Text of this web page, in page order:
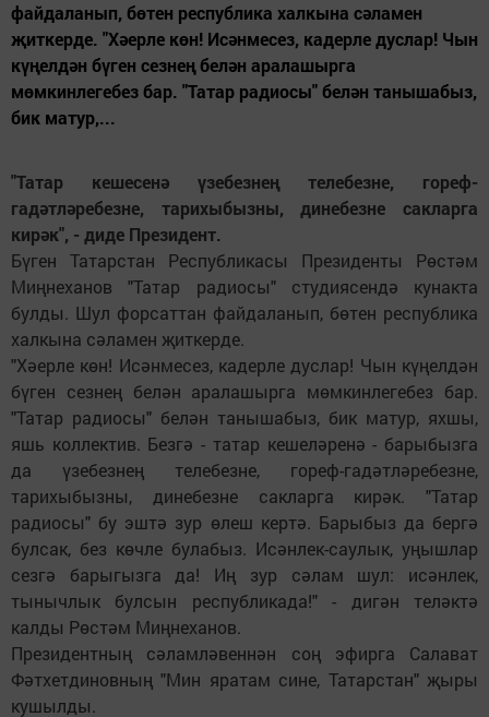
файдаланып, бөтен республика халкына сәламен
җиткерде. "Хәерле көн! Исәнмесез, кадерле дуслар! Чын
күңелдән бүген сезнең белән аралашырга
мөмкинлегебез бар. "Татар радиосы" белән танышабыз,
бик матур,...
"Татар кешесенә үзебезнең телебезне, гореф-
гадәтләребезне, тарихыбызны, динебезне сакларга
кирәк", - диде Президент.
Бүген Татарстан Республикасы Президенты Рөстәм
Миңнеханов "Татар радиосы" студиясендә кунакта
булды. Шул форсаттан файдаланып, бөтен республика
халкына сәламен җиткерде.
"Хәерле көн! Исәнмесез, кадерле дуслар! Чын күңелдән
бүген сезнең белән аралашырга мөмкинлегебез бар.
"Татар радиосы" белән танышабыз, бик матур, яхшы,
яшь коллектив. Безгә - татар кешеләренә - барыбызга
да үзебезнең телебезне, гореф-гадәтләребезне,
тарихыбызны, динебезне сакларга кирәк. "Татар
радиосы" бу эштә зур өлеш кертә. Барыбыз да бергә
булсак, без көчле булабыз. Исәнлек-саулык, уңышлар
сезгә барыгызга да! Иң зур сәлам шул: исәнлек,
тынычлык булсын республикада!" - дигән теләктә
калды Рөстәм Миңнеханов.
Президентның сәламләвеннән соң эфирга Салават
Фәтхетдиновның "Мин яратам сине, Татарстан" җыры
кушылды.